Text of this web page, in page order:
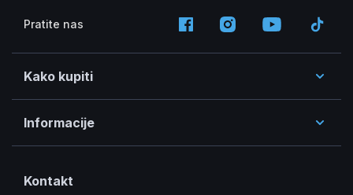
Pratite nas
Kako kupiti
Informacije
Kontakt